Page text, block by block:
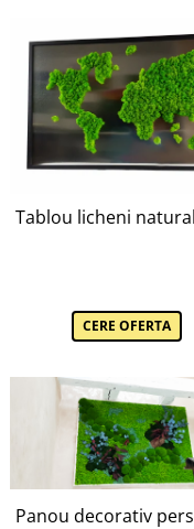
Tablou licheni
CERE OFERTA
Panou decorativ